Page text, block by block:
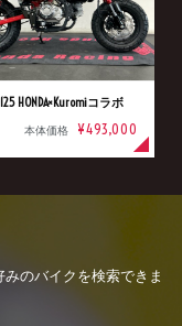
HONDA×Kuromiコラボ
本体価格 ¥493,000
のバイクを検索できま